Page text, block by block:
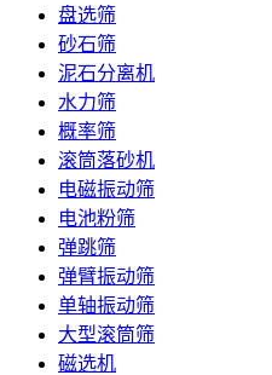
盘选筛
砂石筛
泥石分离机
水力筛
概率筛
滚筒落砂机
电磁振动筛
电池粉筛
弹跳筛
弹臂振动筛
单轴振动筛
大型滚筒筛
磁选机